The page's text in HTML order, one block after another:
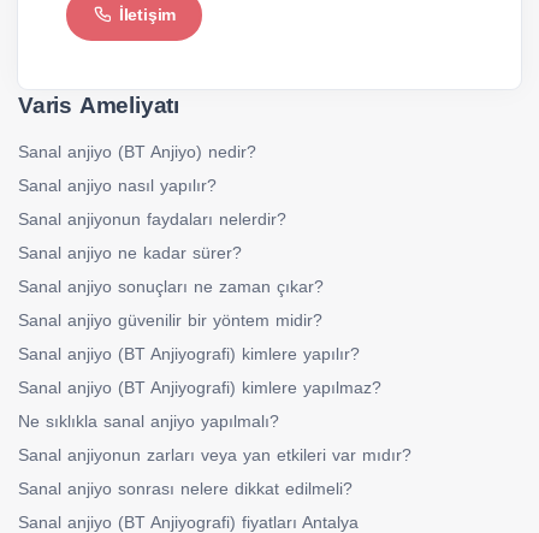
İletişim
Varis Ameliyatı
Sanal anjiyo (BT Anjiyo) nedir?
Sanal anjiyo nasıl yapılır?
Sanal anjiyonun faydaları nelerdir?
Sanal anjiyo ne kadar sürer?
Sanal anjiyo sonuçları ne zaman çıkar?
Sanal anjiyo güvenilir bir yöntem midir?
Sanal anjiyo (BT Anjiyografi) kimlere yapılır?
Sanal anjiyo (BT Anjiyografi) kimlere yapılmaz?
Ne sıklıkla sanal anjiyo yapılmalı?
Sanal anjiyonun zarları veya yan etkileri var mıdır?
Sanal anjiyo sonrası nelere dikkat edilmeli?
Sanal anjiyo (BT Anjiyografi) fiyatları Antalya